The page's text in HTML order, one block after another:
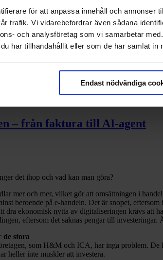
för att anpassa innehåll och annonser
trafik. Vi vidarebefordrar även sådana
och analysföretag som vi samarbetar
har tillhandahållit eller som de har samlat in
Endast nödvändiga
du som e-handlare
din egen data
– från faktura till AI-agent
det ihop och vad kan man göra?
mer och mer, vilket gör att omsättningen i
beroende på e-handeln. Det är snopet,
dra ekonomisk nytta av digitaliseringen krävs att
eftersom det saknas pengar till
de stora
som H&M och ICA, har inga problem.
heller inte muskler att investera.